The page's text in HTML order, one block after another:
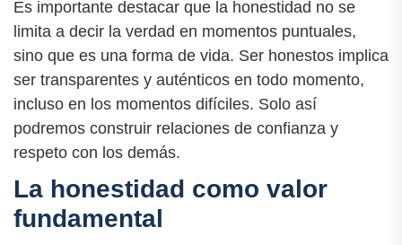
Es importante destacar que la honestidad no se
limita a decir la verdad en momentos puntuales,
sino que es una forma de vida. Ser honestos implica
ser transparentes y auténticos en todo momento,
incluso en los momentos difíciles. Solo así
podremos construir relaciones de confianza y
respeto con los demás.
La honestidad como valor
fundamental